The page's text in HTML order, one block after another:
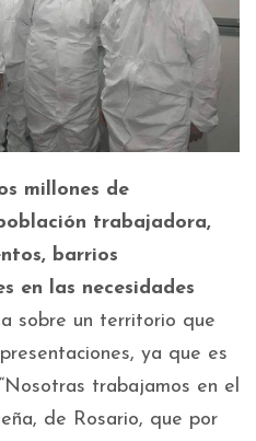
millones de
trabajadora,
barrios
en las necesidades
sobre un territorio que
ya que es
trabajamos en el
de Rosario, que por